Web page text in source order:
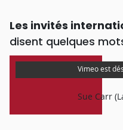
Les invités
disent quelques
Vimeo est
Sue Carr